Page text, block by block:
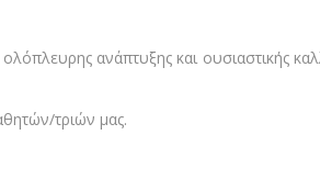
ανάπτυξης και ουσιαστικής
τριών μας.